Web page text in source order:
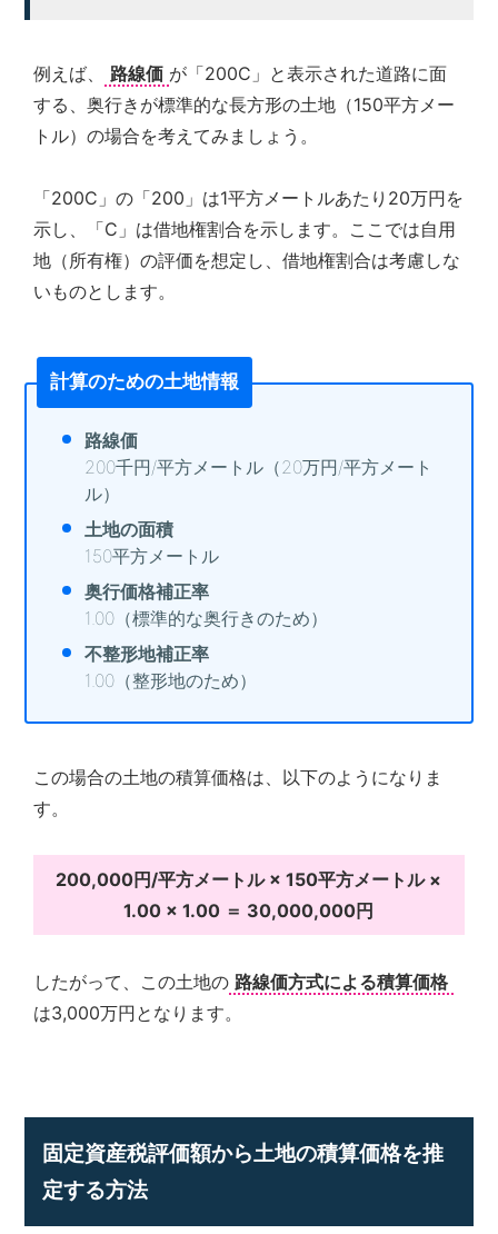
例えば、 路線価 が「200C」と表示された道路に面
する、奥行きが標準的な長方形の土地（150平方メー
トル）の場合を考えてみましょう。
「200C」の「200」は1平方メートルあたり20万円を
示し、「C」は借地権割合を示します。ここでは自用
地（所有権）の評価を想定し、借地権割合は考慮しな
いものとします。
計算のための土地情報
路線価
200千円/平方メートル（20万円/平方メート
ル）
土地の面積
150平方メートル
奥行価格補正率
1.00（標準的な奥行きのため）
不整形地補正率
1.00（整形地のため）
この場合の土地の積算価格は、以下のようになりま
す。
200,000円/平方メートル × 150平方メートル ×
1.00 × 1.00 ＝ 30,000,000円
したがって、この土地の 路線価方式による積算価格
は3,000万円となります。
固定資産税評価額から土地の積算価格を推
定する方法